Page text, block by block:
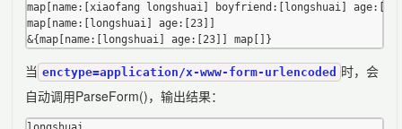
map[name:[xiaofang longshuai] boyfriend:[longshuai]
map[name:[longshuai] age:[23]]
当 enctype=application/x-www-form-urlencoded 时，会
自动调用ParseForm()，输出结果：